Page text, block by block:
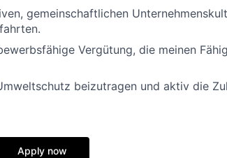
gemeinschaftlichen
Vergütung, die meinen
beizutragen und aktiv die
Apply now